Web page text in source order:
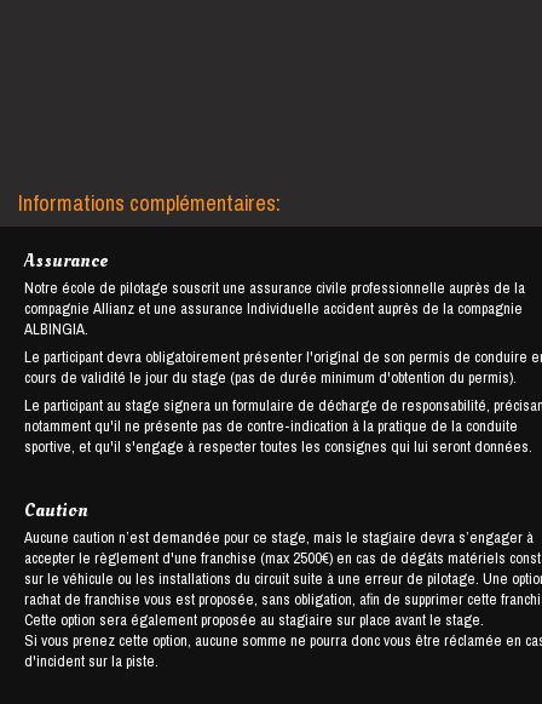
Informations complémentaires:
Assurance
Notre école de pilotage souscrit une assurance civile professionnelle auprès de la
compagnie Allianz et une assurance Individuelle accident auprès de la compagnie
ALBINGIA.
Le participant devra obligatoirement présenter l'original de son permis de conduire
cours de validité le jour du stage (pas de durée minimum d'obtention du permis).
Le participant au stage signera un formulaire de décharge de responsabilité,
notamment qu'il ne présente pas de contre-indication à la pratique de la conduite
sportive, et qu'il s'engage à respecter toutes les consignes qui lui seront données.
Caution
Aucune caution n’est demandée pour ce stage, mais le stagiaire devra s’engager à
accepter le règlement d'une franchise (max 2500€) en cas de dégâts matériels
sur le véhicule ou les installations du circuit suite à une erreur de pilotage. Une
rachat de franchise vous est proposée, sans obligation, afin de supprimer cette
Cette option sera également proposée au stagiaire sur place avant le stage.
Si vous prenez cette option, aucune somme ne pourra donc vous être réclamée en
d'incident sur la piste.